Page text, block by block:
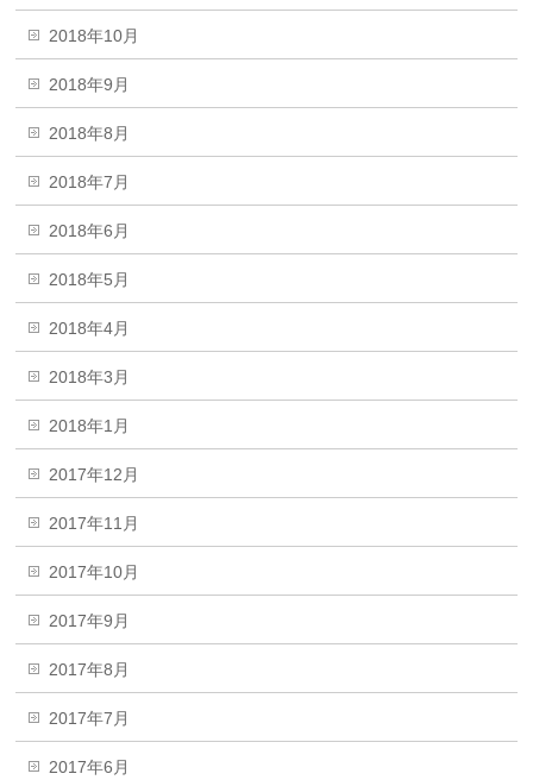
2018年10月
2018年9月
2018年8月
2018年7月
2018年6月
2018年5月
2018年4月
2018年3月
2018年1月
2017年12月
2017年11月
2017年10月
2017年9月
2017年8月
2017年7月
2017年6月